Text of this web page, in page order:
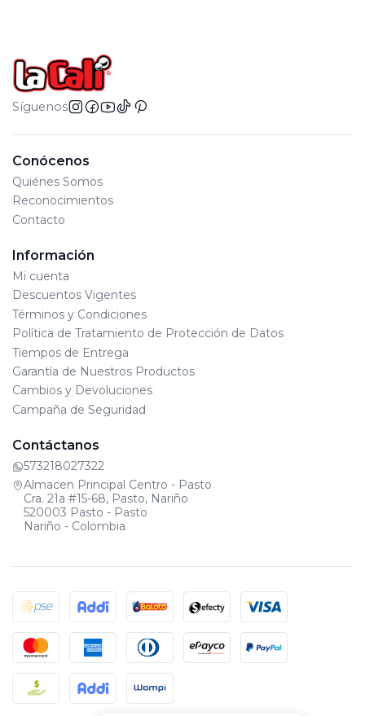
Síguenos
Conócenos
Quiénes Somos
Reconocimientos
Contacto
Información
Mi cuenta
Descuentos Vigentes
Términos y Condiciones
Política de Tratamiento de Protección de Datos
Tiempos de Entrega
Garantía de Nuestros Productos
Cambios y Devoluciones
Campaña de Seguridad
Contáctanos
573218027322
Almacen Principal Centro - Pasto
Cra. 21a #15-68, Pasto, Nariño
520003 Pasto - Pasto
Nariño - Colombia